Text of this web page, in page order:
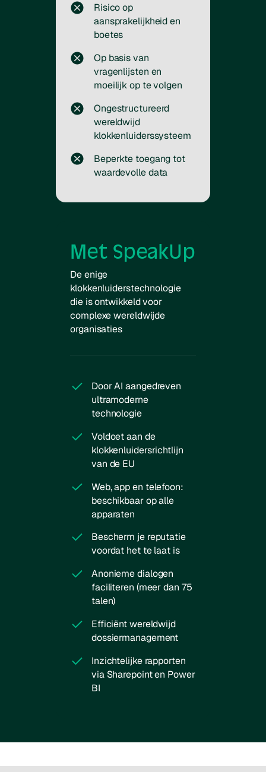
Risico op
aansprakelijkheid en
boetes
Op basis van
vragenlijsten en
moeilijk op te volgen
Ongestructureerd
wereldwijd
klokkenluiderssysteem
Beperkte toegang tot
waardevolle data
Met SpeakUp
De enige
klokkenluiderstechnologie
die is ontwikkeld voor
complexe wereldwijde
organisaties
Door AI aangedreven
ultramoderne
technologie
Voldoet aan de
klokkenluidersrichtlijn
van de EU
Web, app en telefoon:
beschikbaar op alle
apparaten
Bescherm je reputatie
voordat het te laat is
Anonieme dialogen
faciliteren (meer dan 75
talen)
Efficiënt wereldwijd
dossiermanagement
Inzichtelijke rapporten
via Sharepoint en Power
BI